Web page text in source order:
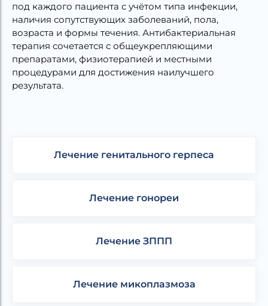
под каждого пациента с учётом типа инфекции,
наличия сопутствующих заболеваний, пола,
возраста и формы течения. Антибактериальная
терапия сочетается с общеукрепляющими
препаратами, физиотерапией и местными
процедурами для достижения наилучшего
результата.
Лечение генитального герпеса
Лечение гонореи
Лечение ЗППП
Лечение микоплазмоза